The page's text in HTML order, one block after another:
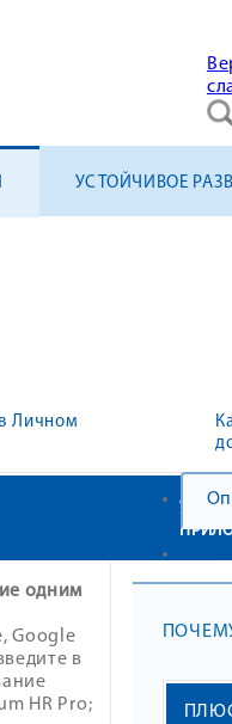
УСТОЙЧИВОЕ
Личном
одним
Google
в
HR Pro;